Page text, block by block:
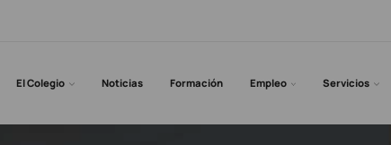
El Colegio Noticias Formación Empleo Servicios